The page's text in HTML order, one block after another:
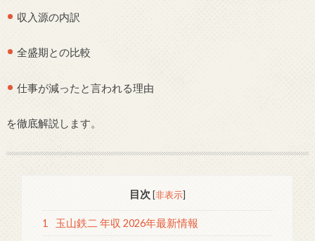
収入源の内訳
全盛期との比較
仕事が減ったと言われる理由
を徹底解説します。
目次 [非表示]
1 玉山鉄二 年収 2026年最新情報